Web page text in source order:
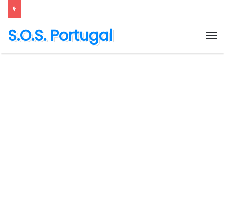
S.O.S. Portugal